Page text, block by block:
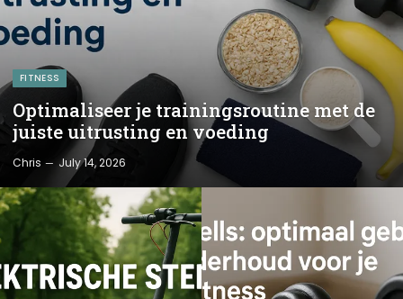
FITNESS
Optimaliseer je trainingsroutine met de
juiste uitrusting en voeding
Chris July 14, 2026